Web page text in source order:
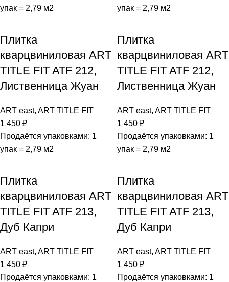
упак = 2,79 м2
упак = 2,79 м2
Плитка
кварцвиниловая ART
TITLE FIT ATF 212,
Лиственница Жуан
ART east, ART TITLE FIT
1 450 ₽
Продаётся упаковками: 1
упак = 2,79 м2
Плитка
кварцвиниловая ART
TITLE FIT ATF 212,
Лиственница Жуан
ART east, ART TITLE FIT
1 450 ₽
Продаётся упаковками: 1
упак = 2,79 м2
Плитка
кварцвиниловая ART
TITLE FIT ATF 213,
Дуб Капри
ART east, ART TITLE FIT
1 450 ₽
Продаётся упаковками: 1
Плитка
кварцвиниловая ART
TITLE FIT ATF 213,
Дуб Капри
ART east, ART TITLE FIT
1 450 ₽
Продаётся упаковками: 1